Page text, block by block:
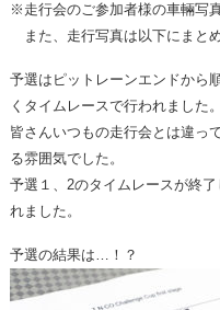
※走行会のご参加者様の車輛写
また、走行写真は以下にまと
予選はピットレーンエンドから
くタイムレースで行われました。
皆さんいつもの走行会とは違っ
る雰囲気でした。
予選１、2のタイムレースが終
れました。
予選の結果は…！？